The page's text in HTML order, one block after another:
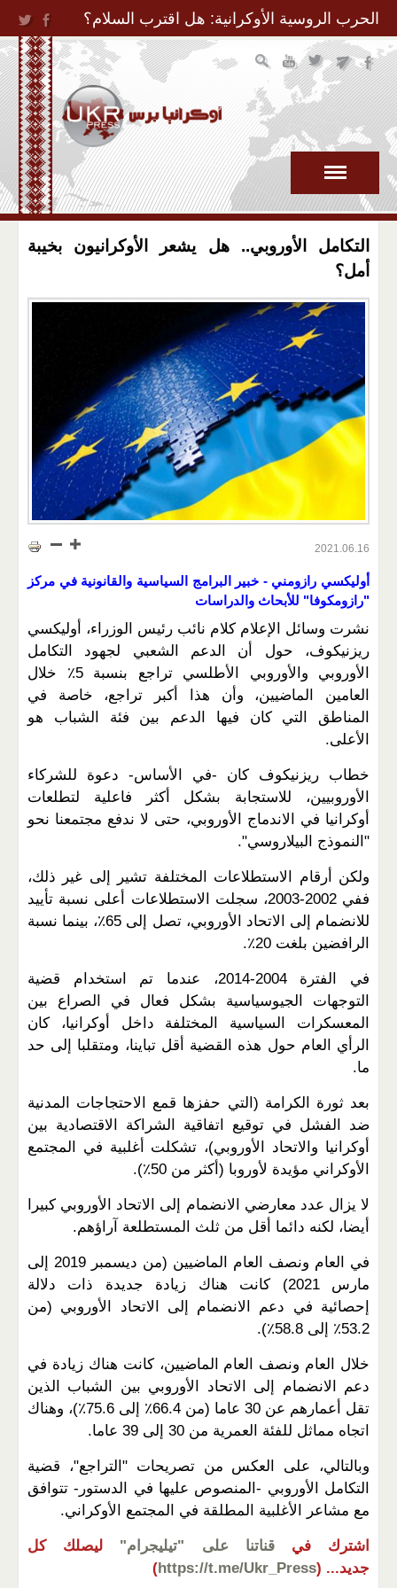
Jump to Navigation
الحرب الروسية الأوكرانية: هل اقترب السلام؟
التكامل الأوروبي.. هل يشعر الأوكرانيون بخيبة
أمل؟
2021.06.16
أوليكسي رازومني - خبير البرامج السياسية والقانونية في مركز
"رازومكوفا" للأبحاث والدراسات
نشرت وسائل الإعلام كلام نائب رئيس الوزراء، أوليكسي
ريزنيكوف، حول أن الدعم الشعبي لجهود التكامل
الأوروبي والأوروبي الأطلسي تراجع بنسبة 5٪ خلال
العامين الماضيين، وأن هذا أكبر تراجع، خاصة في
المناطق التي كان فيها الدعم بين فئة الشباب هو
الأعلى.
خطاب ريزنيكوف كان -في الأساس- دعوة للشركاء
الأوروبيين، للاستجابة بشكل أكثر فاعلية لتطلعات
أوكرانيا في الاندماج الأوروبي، حتى لا ندفع مجتمعنا نحو
"النموذج البيلاروسي".
ولكن أرقام الاستطلاعات المختلفة تشير إلى غير ذلك،
ففي 2002-2003، سجلت الاستطلاعات أعلى نسبة تأييد
للانضمام إلى الاتحاد الأوروبي، تصل إلى 65٪، بينما نسبة
الرافضين بلغت 20٪.
في الفترة 2004-2014، عندما تم استخدام قضية
التوجهات الجيوسياسية بشكل فعال في الصراع بين
المعسكرات السياسية المختلفة داخل أوكرانيا، كان
الرأي العام حول هذه القضية أقل تباينا، ومتقلبا إلى حد
ما.
بعد ثورة الكرامة (التي حفزها قمع الاحتجاجات المدنية
ضد الفشل في توقيع اتفاقية الشراكة الاقتصادية بين
أوكرانيا والاتحاد الأوروبي)، تشكلت أغلبية في المجتمع
الأوكراني مؤيدة لأوروبا (أكثر من 50٪).
لا يزال عدد معارضي الانضمام إلى الاتحاد الأوروبي كبيرا
أيضا، لكنه دائما أقل من ثلث المستطلعة آراؤهم.
في العام ونصف العام الماضيين (من ديسمبر 2019 إلى
مارس 2021) كانت هناك زيادة جديدة ذات دلالة
إحصائية في دعم الانضمام إلى الاتحاد الأوروبي (من
53.2٪ إلى 58.8٪).
خلال العام ونصف العام الماضيين، كانت هناك زيادة في
دعم الانضمام إلى الاتحاد الأوروبي بين الشباب الذين
تقل أعمارهم عن 30 عاما (من 66.4٪ إلى 75.6٪)، وهناك
اتجاه مماثل للفئة العمرية من 30 إلى 39 عاما.
وبالتالي، على العكس من تصريحات "التراجع"، قضية
التكامل الأوروبي -المنصوص عليها في الدستور- تتوافق
مع مشاعر الأغلبية المطلقة في المجتمع الأوكراني.
اشترك في قناتنا على "تيليجرام"
ليصلك كل
جديد... (
https://t.me/Ukr_Press
)